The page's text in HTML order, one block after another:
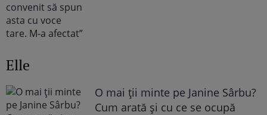
Elle
O mai ții minte pe Janine Sârbu?
Cum arată și cu ce se ocupă